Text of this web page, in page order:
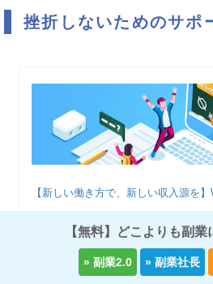
挫折しないためのサポ
【新しい働き方で、新しい収入源を
【無料】どこよりも副